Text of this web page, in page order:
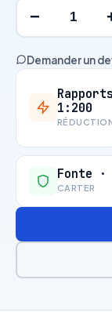
−
Demander un
1:200
Fonte
CARTER